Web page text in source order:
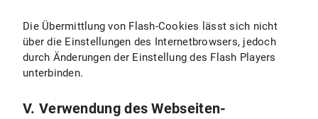
Die Übermittlung von Flash-Cookies lässt sich nicht
über die Einstellungen des Internetbrowsers, jedoch
durch Änderungen der Einstellung des Flash Players
unterbinden.
V. Verwendung des Webseiten-